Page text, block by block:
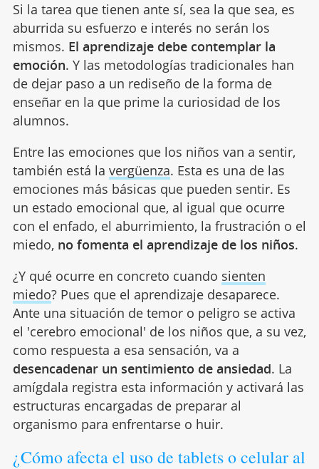
Si la tarea que tienen ante sí, sea la que sea, es
aburrida su esfuerzo e interés no serán los
mismos. El aprendizaje debe contemplar la
emoción. Y las metodologías tradicionales han
de dejar paso a un rediseño de la forma de
enseñar en la que prime la curiosidad de los
alumnos.
Entre las emociones que los niños van a sentir,
también está la vergüenza. Esta es una de las
emociones más básicas que pueden sentir. Es
un estado emocional que, al igual que ocurre
con el enfado, el aburrimiento, la frustración o el
miedo, no fomenta el aprendizaje de los niños.
¿Y qué ocurre en concreto cuando sienten
miedo? Pues que el aprendizaje desaparece.
Ante una situación de temor o peligro se activa
el 'cerebro emocional' de los niños que, a su vez,
como respuesta a esa sensación, va a
desencadenar un sentimiento de ansiedad. La
amígdala registra esta información y activará las
estructuras encargadas de preparar al
organismo para enfrentarse o huir.
¿Cómo afecta el uso de tablets o celular al